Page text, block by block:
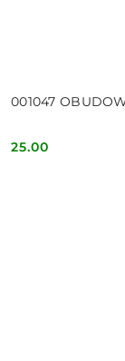
001047
Cena:
25.00